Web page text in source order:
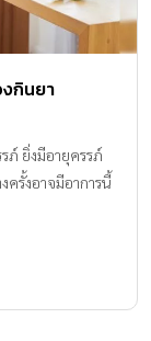
กินยา
ยิ่งมีอายุครรภ์
รั้งอาจมีอาการนี้